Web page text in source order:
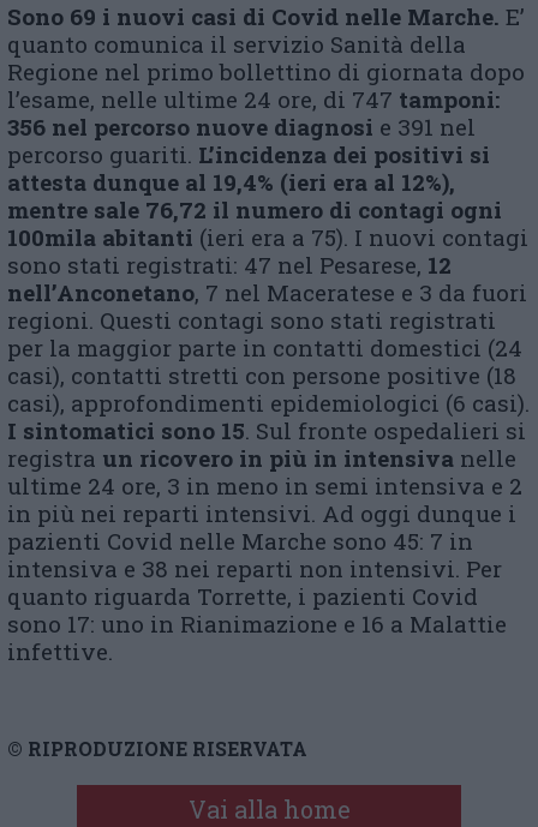
Sono 69 i nuovi casi di Covid nelle Marche. E’
quanto comunica il servizio Sanità della
Regione nel primo bollettino di giornata dopo
l’esame, nelle ultime 24 ore, di 747 tamponi:
356 nel percorso nuove diagnosi e 391 nel
percorso guariti. L’incidenza dei positivi si
attesta dunque al 19,4% (ieri era al 12%),
mentre sale 76,72 il numero di contagi ogni
100mila abitanti (ieri era a 75). I nuovi contagi
sono stati registrati: 47 nel Pesarese, 12
nell’Anconetano, 7 nel Maceratese e 3 da fuori
regioni. Questi contagi sono stati registrati
per la maggior parte in contatti domestici (24
casi), contatti stretti con persone positive (18
casi), approfondimenti epidemiologici (6 casi).
I sintomatici sono 15. Sul fronte ospedalieri si
registra un ricovero in più in intensiva nelle
ultime 24 ore, 3 in meno in semi intensiva e 2
in più nei reparti intensivi. Ad oggi dunque i
pazienti Covid nelle Marche sono 45: 7 in
intensiva e 38 nei reparti non intensivi. Per
quanto riguarda Torrette, i pazienti Covid
sono 17: uno in Rianimazione e 16 a Malattie
infettive.
© RIPRODUZIONE RISERVATA
Vai alla home